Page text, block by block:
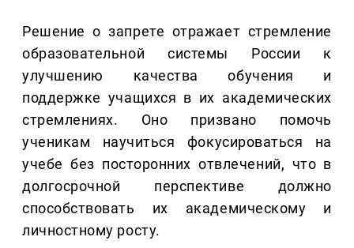
Решение о запрете отражает стремление
образовательной системы России к
улучшению качества обучения и
поддержке учащихся в их академических
стремлениях. Оно призвано помочь
ученикам научиться фокусироваться на
учебе без посторонних отвлечений, что в
долгосрочной перспективе должно
способствовать их академическому и
личностному росту.